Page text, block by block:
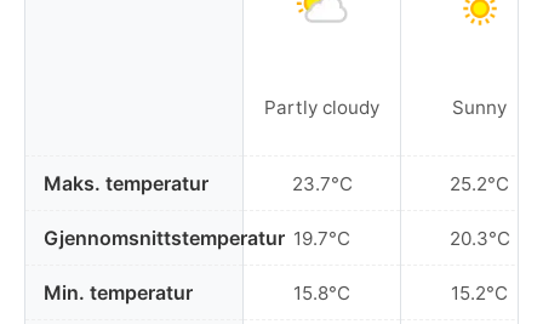
Maks. temperatur
Gjennomsnittstemperatur
Min. temperatur
Partly cloudy
23.7°C
19.7°C
15.8°C
Sunny
25.2°C
20.3°C
15.2°C